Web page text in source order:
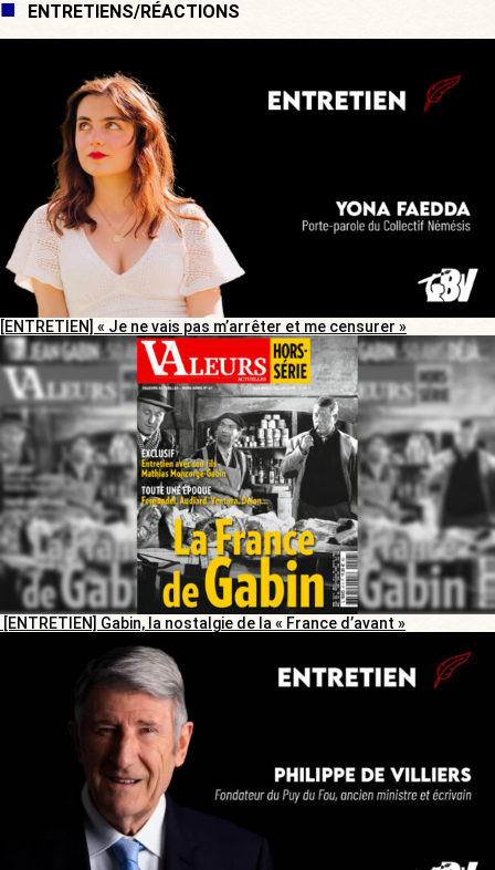
ENTRETIENS/RÉACTIONS
[ENTRETIEN] « Je ne vais pas m’arrêter et me censurer »
[ENTRETIEN] Gabin, la nostalgie de la « France d’avant »